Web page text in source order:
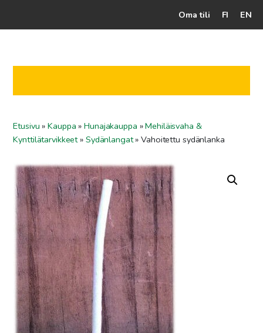
Oma tili FI EN
Jälleenmyyjät
Yhteydenotto
Ohjeet ja vinkit
Etusivu »Kauppa »Hunajakauppa »Mehiläisvaha &
Kynttilätarvikkeet» Sydänlangat»Vahoitettu sydänlanka